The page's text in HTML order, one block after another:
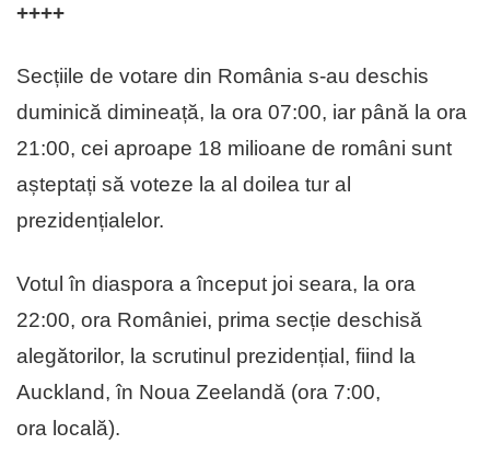
++++
Secțiile de votare din România s-au deschis
duminică dimineață, la ora 07:00, iar până la ora
21:00, cei aproape 18 milioane de români sunt
așteptați să voteze la al doilea tur al
prezidențialelor.
Votul în diaspora a început joi seara, la ora
22:00, ora României, prima secție deschisă
alegătorilor, la scrutinul prezidențial, fiind la
Auckland, în Noua Zeelandă (ora 7:00,
ora locală).